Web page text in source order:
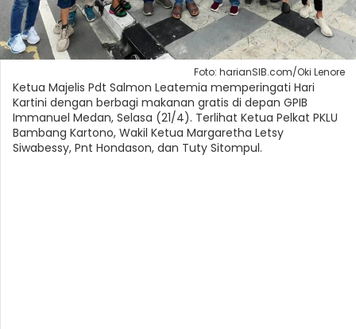
Foto: harianSIB.com/Oki Lenore
Ketua Majelis Pdt Salmon Leatemia memperingati Hari
Kartini dengan berbagi makanan gratis di depan GPIB
Immanuel Medan, Selasa (21/4). Terlihat Ketua Pelkat PKLU
Bambang Kartono, Wakil Ketua Margaretha Letsy
Siwabessy, Pnt Hondason, dan Tuty Sitompul.